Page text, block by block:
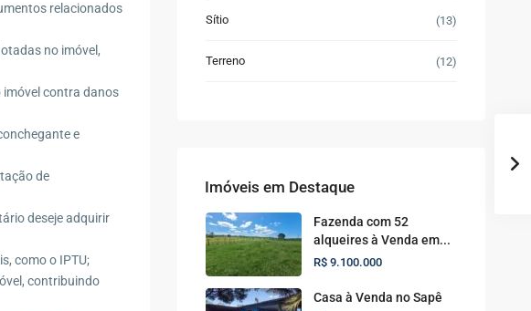
relacionados
no imóvel,
imóvel contra danos
e
de
deseje adquirir
como o IPTU;
contribuindo
Sítio (13)
Terreno (12)
Imóveis em Destaque
Fazenda com 52
alqueires à Venda em...
R$ 9.100.000
Casa à Venda no Sapê